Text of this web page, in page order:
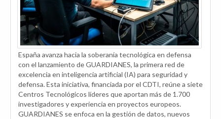
España avanza hacia la soberanía tecnológica en defensa
con el lanzamiento de GUARDIANES, la primera red de
excelencia en inteligencia artificial (IA) para seguridad y
defensa. Esta iniciativa, financiada por el CDTI, reúne a siete
Centros Tecnológicos líderes que aportan más de 1.700
investigadores y experiencia en proyectos europeos.
GUARDIANES se enfoca en la gestión de datos, nuevos